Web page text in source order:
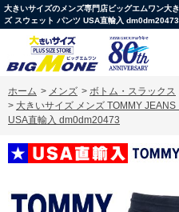
大きいサイズのメンズ専門店ビッグエムワン大
ズ スウェット パンツ USA直輸入 dm0dm20473
ホーム > メンズ > ボトム・スラックス
> 大きいサイズ メンズ TOMMY
USA直輸入 dm0dm20473